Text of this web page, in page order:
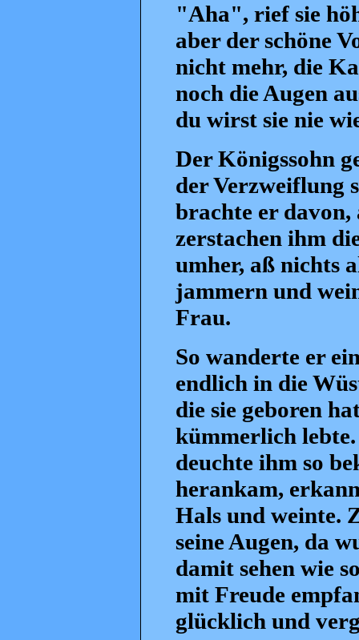
"Aha", rief sie
aber der schöne
nicht mehr, die
noch die Augen
du wirst sie nie
Der Königssohn
der Verzweiflung
brachte er
zerstachen ihm
umher, aß nichts
jammern und
Frau.
So wanderte er
endlich in die
die sie geboren
kümmerlich
deuchte ihm so
herankam,
Hals und weinte.
seine Augen, da
damit sehen wie
mit Freude
glücklich und